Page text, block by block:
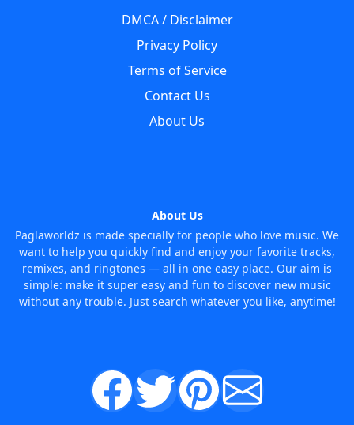
DMCA / Disclaimer
Privacy Policy
Terms of Service
Contact Us
About Us
About Us
Paglaworldz is made specially for people who love music. We
want to help you quickly find and enjoy your favorite tracks,
remixes, and ringtones — all in one easy place. Our aim is
simple: make it super easy and fun to discover new music
without any trouble. Just search whatever you like, anytime!